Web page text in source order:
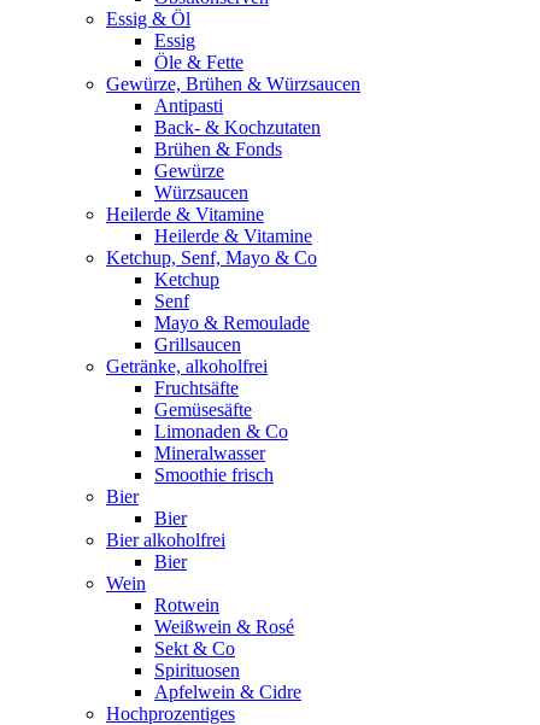
Essig & Öl
Essig
Öle & Fette
Gewürze, Brühen & Würzsaucen
Antipasti
Back- & Kochzutaten
Brühen & Fonds
Gewürze
Würzsaucen
Heilerde & Vitamine
Heilerde & Vitamine
Ketchup, Senf, Mayo & Co
Ketchup
Senf
Mayo & Remoulade
Grillsaucen
Getränke, alkoholfrei
Fruchtsäfte
Gemüsesäfte
Limonaden & Co
Mineralwasser
Smoothie frisch
Bier
Bier
Bier alkoholfrei
Bier
Wein
Rotwein
Weißwein & Rosé
Sekt & Co
Spirituosen
Apfelwein & Cidre
Hochprozentiges